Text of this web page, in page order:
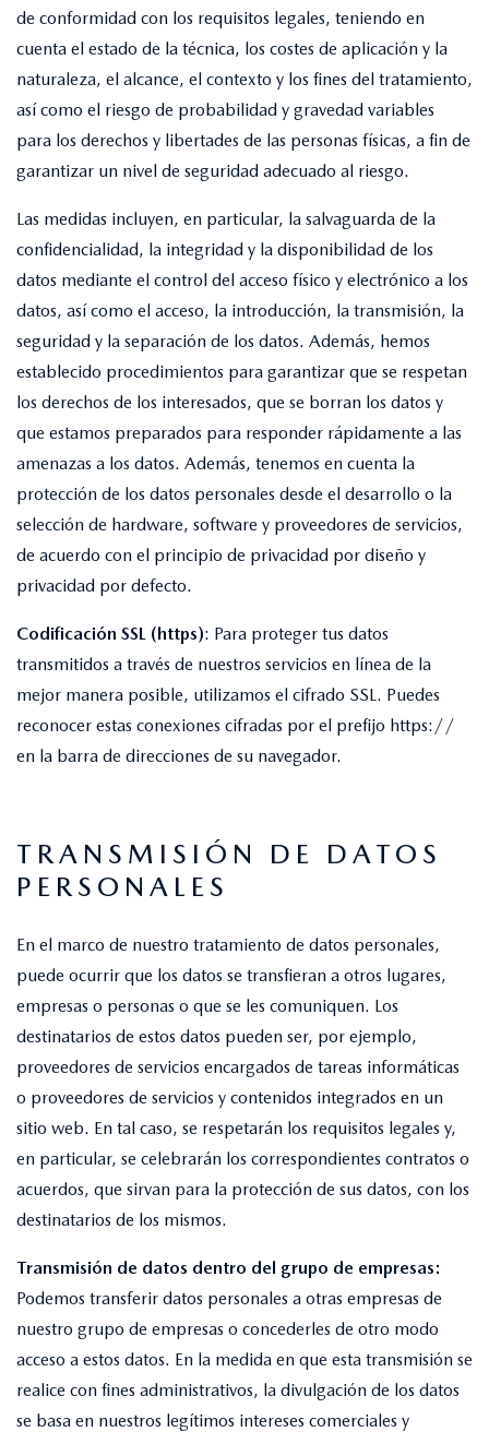
de conformidad con los requisitos legales, teniendo en
cuenta el estado de la técnica, los costes de aplicación y la
naturaleza, el alcance, el contexto y los fines del tratamiento,
así como el riesgo de probabilidad y gravedad variables
para los derechos y libertades de las personas físicas, a fin de
garantizar un nivel de seguridad adecuado al riesgo.
Las medidas incluyen, en particular, la salvaguarda de la
confidencialidad, la integridad y la disponibilidad de los
datos mediante el control del acceso físico y electrónico a los
datos, así como el acceso, la introducción, la transmisión, la
seguridad y la separación de los datos. Además, hemos
establecido procedimientos para garantizar que se respetan
los derechos de los interesados, que se borran los datos y
que estamos preparados para responder rápidamente a las
amenazas a los datos. Además, tenemos en cuenta la
protección de los datos personales desde el desarrollo o la
selección de hardware, software y proveedores de servicios,
de acuerdo con el principio de privacidad por diseño y
privacidad por defecto.
Codificación SSL (https): Para proteger tus datos
transmitidos a través de nuestros servicios en línea de la
mejor manera posible, utilizamos el cifrado SSL. Puedes
reconocer estas conexiones cifradas por el prefijo https://
en la barra de direcciones de su navegador.
TRANSMISIÓN DE DATOS
PERSONALES
En el marco de nuestro tratamiento de datos personales,
puede ocurrir que los datos se transfieran a otros lugares,
empresas o personas o que se les comuniquen. Los
destinatarios de estos datos pueden ser, por ejemplo,
proveedores de servicios encargados de tareas informáticas
o proveedores de servicios y contenidos integrados en un
sitio web. En tal caso, se respetarán los requisitos legales y,
en particular, se celebrarán los correspondientes contratos o
acuerdos, que sirvan para la protección de sus datos, con los
destinatarios de los mismos.
Transmisión de datos dentro del grupo de empresas:
Podemos transferir datos personales a otras empresas de
nuestro grupo de empresas o concederles de otro modo
acceso a estos datos. En la medida en que esta transmisión se
realice con fines administrativos, la divulgación de los datos
se basa en nuestros legítimos intereses comerciales y